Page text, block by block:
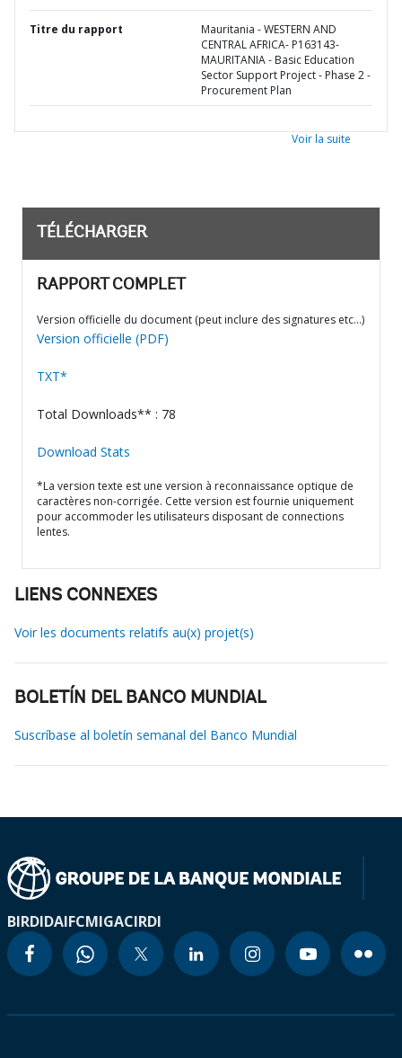
Titre du rapport
Mauritania - WESTERN AND
CENTRAL AFRICA- P163143-
MAURITANIA - Basic Education
Sector Support Project - Phase 2 -
Procurement Plan
Voir la suite
TÉLÉCHARGER
RAPPORT COMPLET
Version officielle du document (peut inclure des signatures etc…)
Version officielle (PDF)
TXT*
Total Downloads** : 78
Download Stats
*La version texte est une version à reconnaissance optique de
caractères non-corrigée. Cette version est fournie uniquement
pour accommoder les utilisateurs disposant de connections
lentes.
LIENS CONNEXES
Voir les documents relatifs au(x) projet(s)
BOLETÍN DEL BANCO MUNDIAL
Suscríbase al boletín semanal del Banco Mundial
BIRDIDAIFCMIGACIRDI